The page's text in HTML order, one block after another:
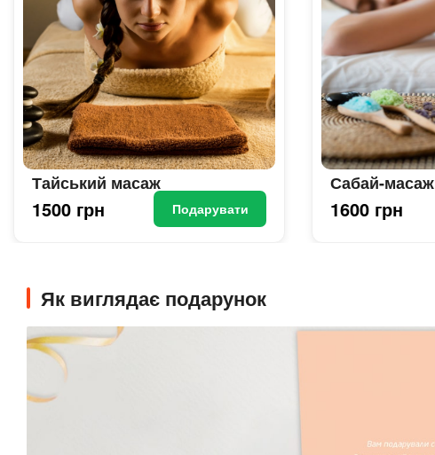
Тайський масаж
1500 грн Подарувати
Сабай-масаж
1600 грн
Як виглядає подарунок